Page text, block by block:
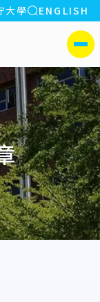
大學 全站搜索
ENGLISH
側選單